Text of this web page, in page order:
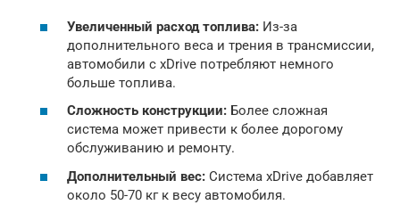
Увеличенный расход топлива: Из-за
дополнительного веса и трения в трансмиссии,
автомобили с xDrive потребляют немного
больше топлива.
Сложность конструкции: Более сложная
система может привести к более дорогому
обслуживанию и ремонту.
Дополнительный вес: Система xDrive добавляет
около 50-70 кг к весу автомобиля.